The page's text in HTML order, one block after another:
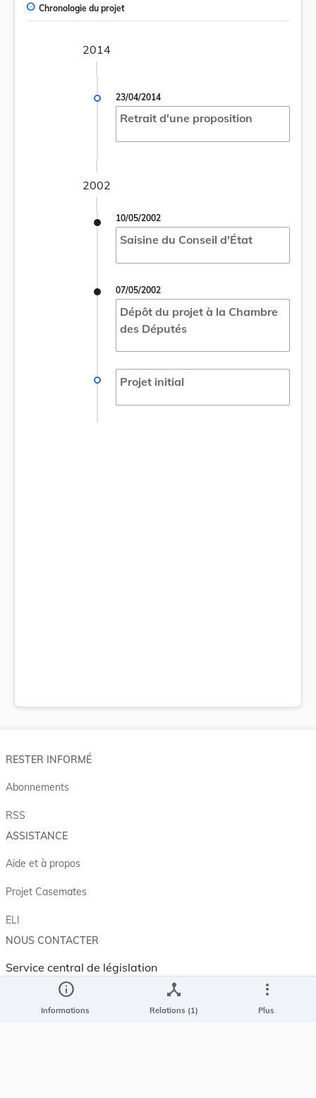
Chronologie du projet
2014
23/04/2014
Retrait d'une proposition
2002
10/05/2002
Saisine du Conseil d'État
07/05/2002
Dépôt du projet à la Chambre
des Députés
Projet initial
info
Informations
device_hub
Relations (1)
more_vert
Plus
RESTER INFORMÉ
Abonnements
RSS
ASSISTANCE
Aide et à propos
Projet Casemates
ELI
NOUS CONTACTER
Service central de législation
5, rue Plaetis
L-2338 LUXEMBOURG